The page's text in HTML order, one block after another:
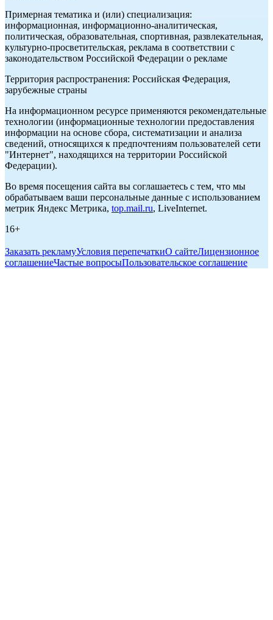
Примерная тематика и (или) специализация:
информационная, информационно-аналитическая,
политическая, образовательная, спортивная, развлекательная,
культурно-просветительская, реклама в соответствии с
законодательством Российской Федерации о рекламе
Территория распространения: Российская Федерация,
зарубежные страны
На информационном ресурсе применяются рекомендательные
технологии (информационные технологии предоставления
информации на основе сбора, систематизации и анализа
сведений, относящихся к предпочтениям пользователей сети
"Интернет", находящихся на территории Российской
Федерации).
Во время посещения сайта вы соглашаетесь с тем, что мы
обрабатываем ваши персональные данные с использованием
метрик Яндекс Метрика, top.mail.ru, LiveInternet.
16+
Заказать рекламуУсловия перепечаткиО сайтеЛицензионное
соглашениеЧастые вопросыПользовательское соглашение